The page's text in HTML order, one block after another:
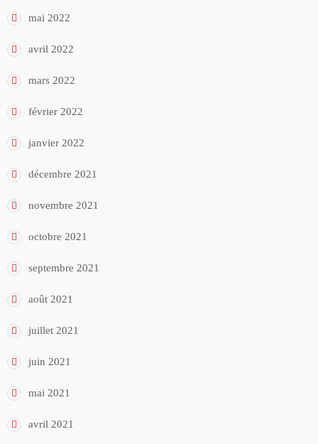
mai 2022
avril 2022
mars 2022
février 2022
janvier 2022
décembre 2021
novembre 2021
octobre 2021
septembre 2021
août 2021
juillet 2021
juin 2021
mai 2021
avril 2021